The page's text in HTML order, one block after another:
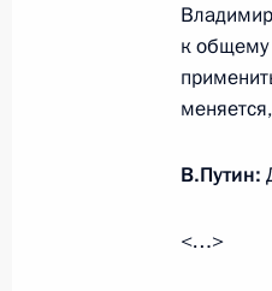
Сессия
21
20
к общему
В.Путин:
<…>